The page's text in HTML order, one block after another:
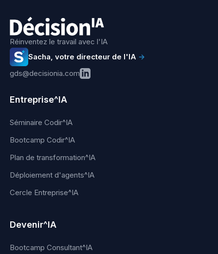
Réinventez le travail avec l'IA
Sacha, votre directeur de l'IA →
gds@decisionia.com
Entreprise^IA
Séminaire Codir^IA
Bootcamp Codir^IA
Plan de transformation^IA
Déploiement d'agents^IA
Cercle Entreprise^IA
Devenir^IA
Bootcamp Consultant^IA